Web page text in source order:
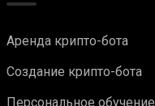
Аренда крипто-бота
Создание крипто-бота
Персональное обучение